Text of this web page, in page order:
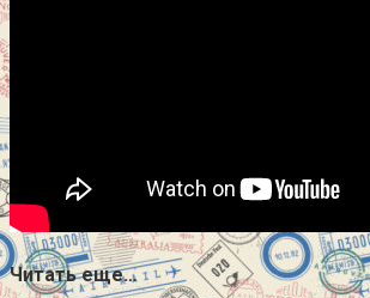
Читать еще…